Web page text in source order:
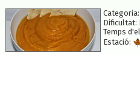
Categoria:
Dificultat:
Temps
Estació: